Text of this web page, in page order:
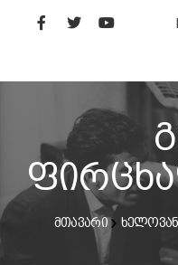
მთავარი